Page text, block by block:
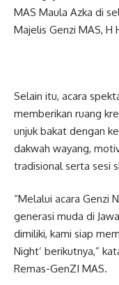
MAS Maula Azka di
Majelis Genzi MAS, H
Selain itu, acara
memberikan ruang
unjuk bakat dengan
dakwah wayang,
tradisional serta sesi
“Melalui acara Genzi
generasi muda di
dimiliki, kami siap
Night’ berikutnya,”
Remas-GenZI MAS.